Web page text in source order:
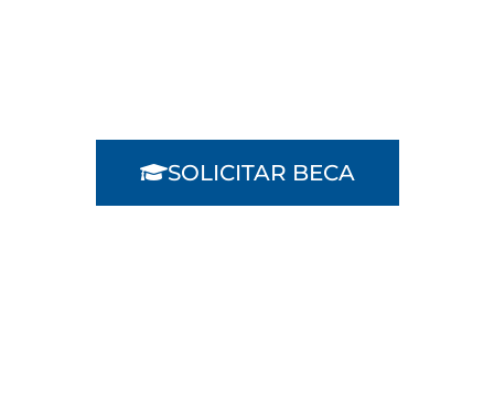
SOLICITAR BECA